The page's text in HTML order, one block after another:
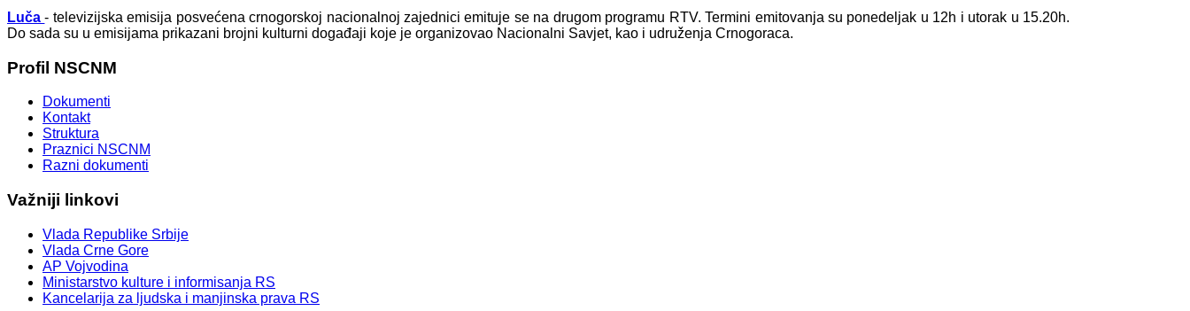
Luča - televizijska emisija posvećena crnogorskoj nacionalnoj zajednici emituje se na drugom programu RTV. Termini emitovanja su ponedeljak u 12h i utorak u 15.20h.
Do sada su u emisijama prikazani brojni kulturni događaji koje je organizovao Nacionalni Savjet, kao i udruženja Crnogoraca.
Profil NSCNM
Dokumenti
Kontakt
Struktura
Praznici NSCNM
Razni dokumenti
Važniji linkovi
Vlada Republike Srbije
Vlada Crne Gore
AP Vojvodina
Ministarstvo kulture i informisanja RS
Kancelarija za ljudska i manjinska prava RS